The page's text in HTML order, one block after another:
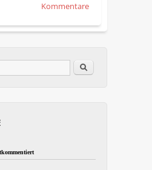
Kommentare
Im Blog suchen